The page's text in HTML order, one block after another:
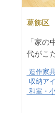
葛飾区
「家の
代がこ
造作家
収納ア
和室・